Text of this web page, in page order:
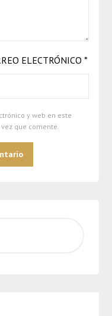
ELECTRÓNICO *
y web en este
que comente.